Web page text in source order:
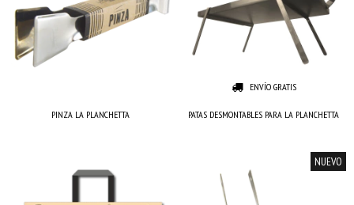
PINZA LA PLANCHETTA
ENVÍO GRATIS
PATAS DESMONTABLES PARA LA PLANCHETTA
NUEVO